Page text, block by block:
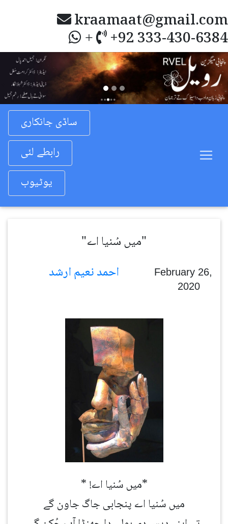
kraamaat@gmail.com
+ +92 333-430-6384
Previous
ساڈی جانکاری
رابطے لئی
یوٹیوب
"میں سُنیا اے"
February 26,
2020
*میں سُنیا اے! *
میں سُنیا اے پنجابی جاگ جاون گے